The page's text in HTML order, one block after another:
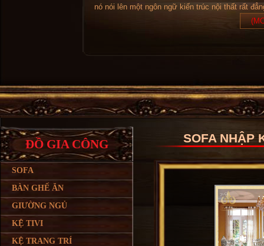
nó nói lên một ngôn ngữ kiến trúc nội thất rất
ĐỒ GIA CÔNG
SOFA
BÀN GHẾ ĂN
GIƯỜNG NGỦ
KỆ TIVI
KỆ TRANG TRÍ
SOFA NHẬP